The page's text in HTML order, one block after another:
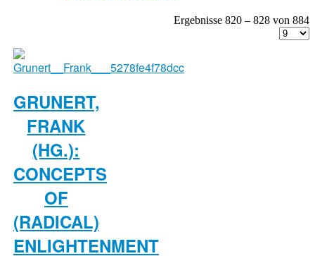
Ergebnisse 820 – 828 von 884
GRUNERT,
FRANK
(HG.):
CONCEPTS
OF
(RADICAL)
ENLIGHTENMENT